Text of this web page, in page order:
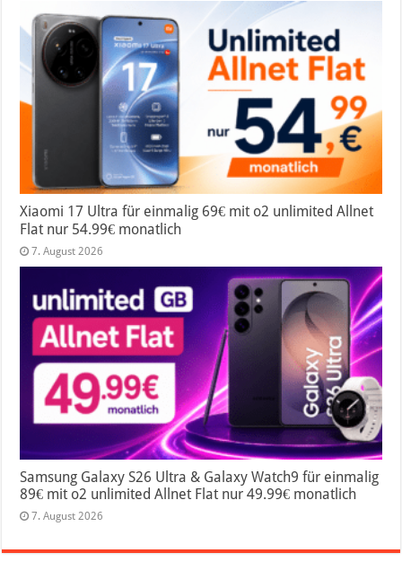
Xiaomi 17 Ultra für einmalig 69€ mit o2 unlimited Allnet
Flat nur 54.99€ monatlich
7. August 2026
Samsung Galaxy S26 Ultra & Galaxy Watch9 für einmalig
89€ mit o2 unlimited Allnet Flat nur 49.99€ monatlich
7. August 2026